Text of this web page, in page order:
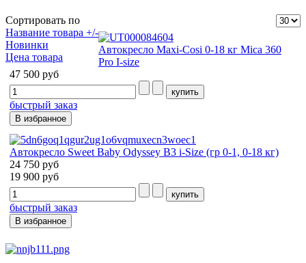
Сортировать по
Название товара +/-
Новинки
Цена товара
Автокресло Maxi-Cosi 0-18 кг Mica 360
Pro I-size
47 500 руб
быстрый заказ
В избранное
Автокресло Sweet Baby Odyssey B3 i-Size (гр 0-1, 0-18 кг)
24 750 руб
19 900 руб
быстрый заказ
В избранное